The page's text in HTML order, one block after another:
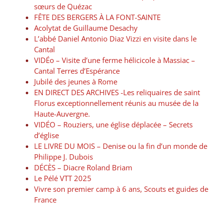
sœurs de Quézac
FÊTE DES BERGERS À LA FONT-SAINTE
Acolytat de Guillaume Desachy
L’abbé Daniel Antonio Diaz Vizzi en visite dans le
Cantal
VIDÉo – Visite d’une ferme hélicicole à Massiac –
Cantal Terres d’Espérance
Jubilé des jeunes à Rome
EN DIRECT DES ARCHIVES -Les reliquaires de saint
Florus exceptionnellement réunis au musée de la
Haute-Auvergne.
VIDÉO – Rouziers, une église déplacée – Secrets
d’église
LE LIVRE DU MOIS – Denise ou la fin d’un monde de
Philippe J. Dubois
DÉCÈS – Diacre Roland Briam
Le Pélé VTT 2025
Vivre son premier camp à 6 ans, Scouts et guides de
France